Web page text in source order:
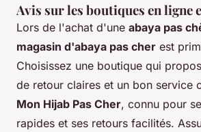
Avis sur les boutiques en
Lors de l'achat d'une abaya pas
magasin d'abaya pas cher est
Choisissez une boutique qui
de retour claires et un bon service
Mon Hijab Pas Cher, connu pour
rapides et ses retours facilités.